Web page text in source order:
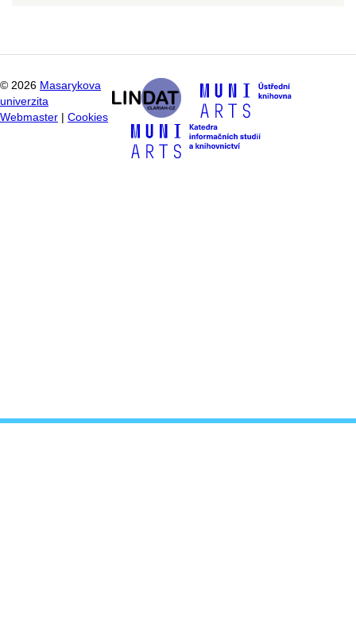
© 2026 Masarykova
univerzita
Webmaster
Cookies